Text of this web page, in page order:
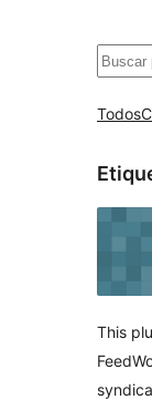
Buscar
Todos
This